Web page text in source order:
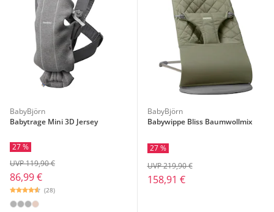
BabyBjörn
Babytrage Mini 3D Jersey
27 %
86,99 €
UVP 119,90 €
(28)
BabyBjörn
Babywippe Bliss Baumwollmix
27 %
158,91 €
UVP 219,90 €